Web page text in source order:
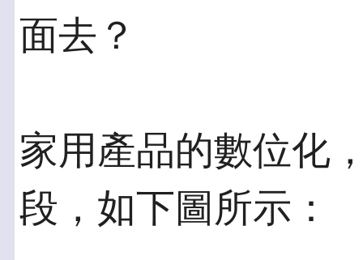
面去？
家用產品的數位化
段，如下圖所示：